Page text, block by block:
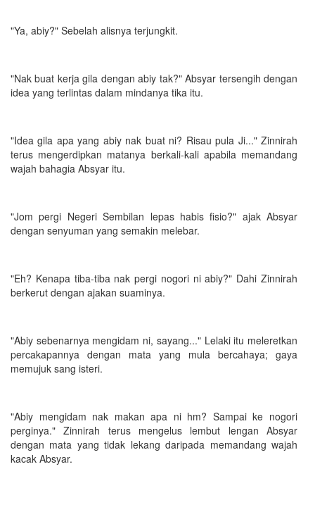
"Ya, abiy?" Sebelah alisnya terjungkit.
"Nak buat kerja gila dengan abiy tak?" Absyar tersengih dengan
idea yang terlintas dalam mindanya tika itu.
"Idea gila apa yang abiy nak buat ni? Risau pula Ji..." Zinnirah
terus mengerdipkan matanya berkali-kali apabila memandang
wajah bahagia Absyar itu.
"Jom pergi Negeri Sembilan lepas habis fisio?" ajak Absyar
dengan senyuman yang semakin melebar.
"Eh? Kenapa tiba-tiba nak pergi nogori ni abiy?" Dahi Zinnirah
berkerut dengan ajakan suaminya.
"Abiy sebenarnya mengidam ni, sayang..." Lelaki itu meleretkan
percakapannya dengan mata yang mula bercahaya; gaya
memujuk sang isteri.
"Abiy mengidam nak makan apa ni hm? Sampai ke nogori
perginya." Zinnirah terus mengelus lembut lengan Absyar
dengan mata yang tidak lekang daripada memandang wajah
kacak Absyar.